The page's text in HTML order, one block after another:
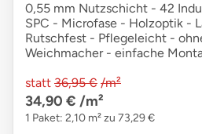
0,55 mm Nutzschicht - 42
SPC - Microfase - Holzoptik -
Rutschfest - Pflegeleicht -
Weichmacher - einfache
statt 36,95 € /m²
34,90 € /m²
1 Paket: 2,10 m² zu 73,29 €